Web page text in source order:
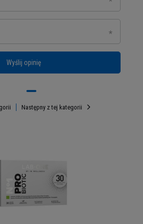
MusclePower.pl
naszego sklepu są
W szerokim asortymencie
z łatwością znajdziesz to,
Niacin 500 mg to preparat,
dokuczliwe skutki
witaminą B3.
suplementów diety, który
Wyślij opinię
Następny z tej kategorii